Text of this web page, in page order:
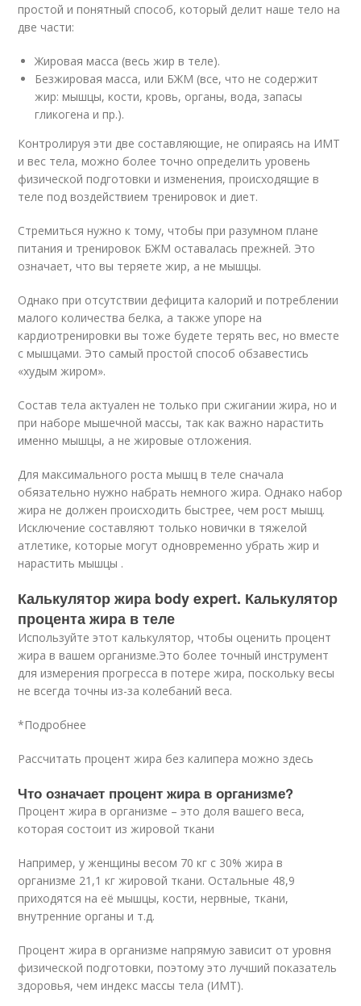
простой и понятный способ, который делит наше тело на
две части:
Жировая масса (весь жир в теле).
Безжировая масса, или БЖМ (все, что не содержит
жир: мышцы, кости, кровь, органы, вода, запасы
гликогена и пр.).
Контролируя эти две составляющие, не опираясь на ИМТ
и вес тела, можно более точно определить уровень
физической подготовки и изменения, происходящие в
теле под воздействием тренировок и диет.
Стремиться нужно к тому, чтобы при разумном плане
питания и тренировок БЖМ оставалась прежней. Это
означает, что вы теряете жир, а не мышцы.
Однако при отсутствии дефицита калорий и потреблении
малого количества белка, а также упоре на
кардиотренировки вы тоже будете терять вес, но вместе
с мышцами. Это самый простой способ обзавестись
«худым жиром».
Состав тела актуален не только при сжигании жира, но и
при наборе мышечной массы, так как важно нарастить
именно мышцы, а не жировые отложения.
Для максимального роста мышц в теле сначала
обязательно нужно набрать немного жира. Однако набор
жира не должен происходить быстрее, чем рост мышц.
Исключение составляют только новички в тяжелой
атлетике, которые могут одновременно убрать жир и
нарастить мышцы .
Калькулятор жира body expert. Калькулятор
процента жира в теле
Используйте этот калькулятор, чтобы оценить процент
жира в вашем организме.Это более точный инструмент
для измерения прогресса в потере жира, поскольку весы
не всегда точны из-за колебаний веса.
*Подробнее
Рассчитать процент жира без калипера можно здесь
Что означает процент жира в организме?
Процент жира в организме – это доля вашего веса,
которая состоит из жировой ткани
Например, у женщины весом 70 кг с 30% жира в
организме 21,1 кг жировой ткани. Остальные 48,9
приходятся на её мышцы, кости, нервные, ткани,
внутренние органы и т.д.
Процент жира в организме напрямую зависит от уровня
физической подготовки, поэтому это лучший показатель
здоровья, чем индекс массы тела (ИМТ).